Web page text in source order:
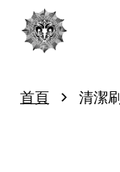
首頁 › 清潔刷